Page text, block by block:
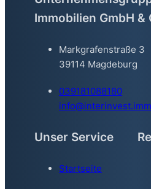
Immobilien GmbH &
Markgrafenstraße 3
39114 Magdeburg
039181088180
Unser Service
Startseite